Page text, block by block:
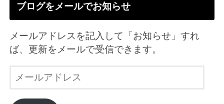
ブログをメールでお知らせ
メールアドレスを記入して「お知らせ」すれ
ば、更新をメールで受信できます。
ル